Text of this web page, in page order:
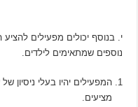
י. בנוסף יכולים מפעילים להציע
נוספים שמתאימים לילדים.
המפעילים יהיו בעלי ניסיון
מציעים.